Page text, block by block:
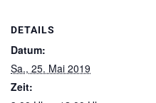
DETAILS
Datum:
Sa., 25. Mai 2019
Zeit: